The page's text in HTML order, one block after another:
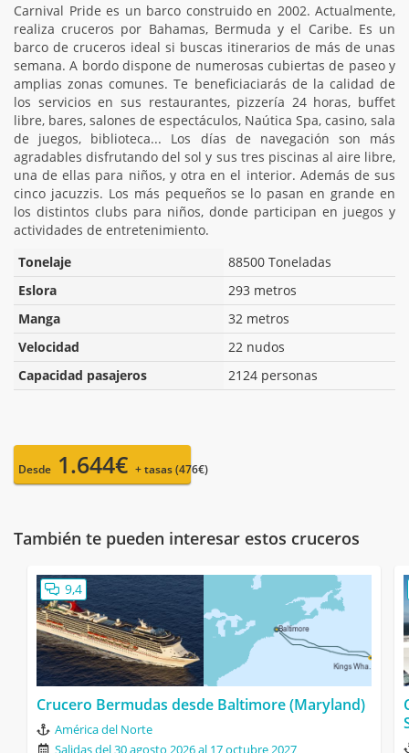
Carnival Pride es un barco construido en 2002. Actualmente,
realiza cruceros por Bahamas, Bermuda y el Caribe. Es un
barco de cruceros ideal si buscas itinerarios de más de unas
semana. A bordo dispone de numerosas cubiertas de paseo y
amplias zonas comunes. Te beneficiaciarás de la calidad de
los servicios en sus restaurantes, pizzería 24 horas, buffet
libre, bares, salones de espectáculos, Naútica Spa, casino, sala
de juegos, biblioteca... Los días de navegación son más
agradables disfrutando del sol y sus tres piscinas al aire libre,
una de ellas para niños, y otra en el interior. Además de sus
cinco jacuzzis. Los más pequeños se lo pasan en grande en
los distintos clubs para niños, donde participan en juegos y
actividades de entretenimiento.
Tonelaje
88500 Toneladas
Eslora
293 metros
Manga
32 metros
Velocidad
22 nudos
Capacidad pasajeros
2124 personas
Desde 1.644€ + tasas (476€)
También te pueden interesar estos cruceros
9,4
Crucero Bermudas desde Baltimore (Maryland)
América del Norte
Salidas del 30 agosto 2026 al 17 octubre 2027